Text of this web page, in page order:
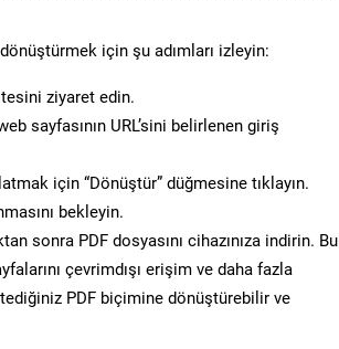
için şu adımları izleyin:
ziyaret edin.
sayfasının URL’sini belirlenen giriş
için “Dönüştür” düğmesine tıklayın.
bekleyin.
sonra PDF dosyasını cihazınıza indirin. Bu
çevrimdışı erişim ve daha fazla
PDF biçimine dönüştürebilir ve